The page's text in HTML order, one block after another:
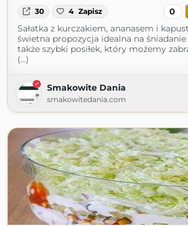
30 4 Zapisz 0
Sałatka z kurczakiem, ananasem i
świetna propozycja idealna na śniadanie
także szybki posiłek, który możemy
(...)
Smakowite Dania
smakowitedania.com